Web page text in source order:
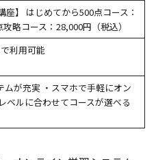
座】 はじめてから500点コース：
略コース：28,000円（税込）
利用可能
ムが充実 ・スマホで手軽にオン
ベルに合わせてコースが選べる